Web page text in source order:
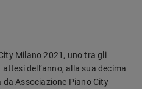
Milano 2021, uno tra gli
dell’anno, alla sua decima
da Associazione Piano City